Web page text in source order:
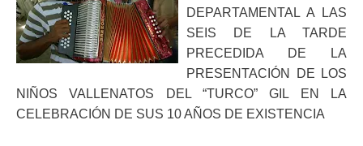
gra
ma
DEPARTAMENTAL A LAS
SEIS DE LA TARDE
PRECEDIDA DE LA
PRESENTACIÓN DE LOS
NIÑOS VALLENATOS DEL “TURCO” GIL EN LA
CELEBRACIÓN DE SUS 10 AÑOS DE EXISTENCIA